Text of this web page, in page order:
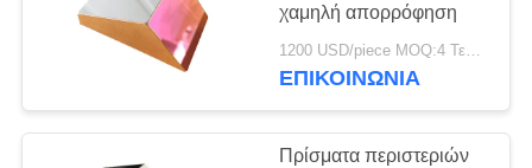
ΑΠΌΣΠΑΣΜΑ
SITEMAP
χαμηλή απορρόφηση
ΕΠΙΚΟΙΝΩΝΊΑ
Πρίσματα περιστεριών